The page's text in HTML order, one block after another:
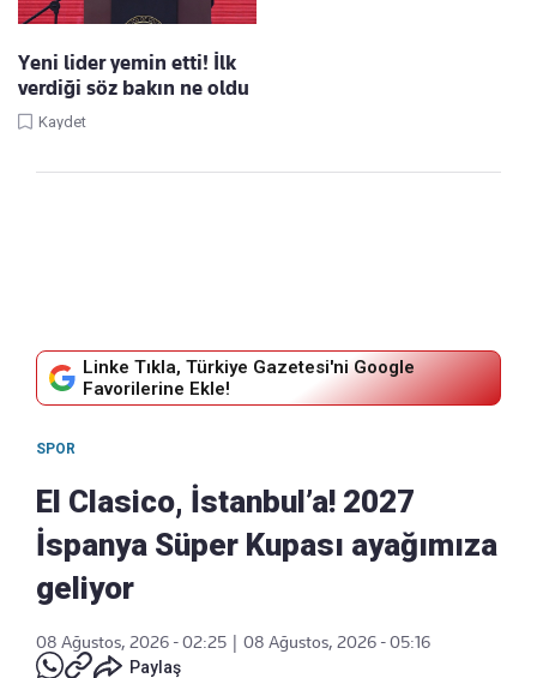
Yeni lider yemin etti! İlk
verdiği söz bakın ne oldu
Kaydet
Linke Tıkla, Türkiye Gazetesi'ni Google
Favorilerine Ekle!
SPOR
El Clasico, İstanbul’a! 2027
İspanya Süper Kupası ayağımıza
geliyor
08 Ağustos, 2026 - 02:25
08 Ağustos, 2026 - 05:16
Paylaş